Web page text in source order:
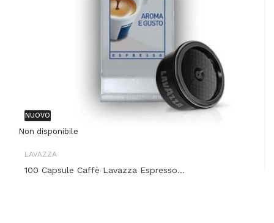
NUOVO
Non disponibile
LAVAZZA
100 Capsule Caffè Lavazza Espresso...